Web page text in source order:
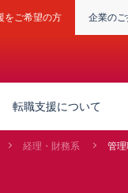
をご希望の方 企業の
転職支援について
経理・財務系 管